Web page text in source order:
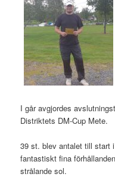
I går avgjordes
Distriktets DM-Cup Mete.
39 st. blev antalet till start
fantastiskt fina
strålande sol.